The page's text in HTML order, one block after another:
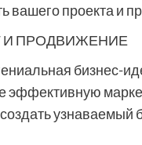
вашего проекта и
И ПРОДВИЖЕНИЕ
бизнес-
эффективную
узнаваемый